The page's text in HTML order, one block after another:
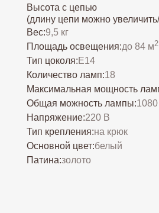
Высота с цепью
(длину цепи можно
Вес:9,5 кг
Площадь освещения:до 84 м2
Тип цоколя:Е14
Количество ламп:18
Максимальная мощность
Общая можность лампы:1080
Напряжение:220 В
Тип крепления:на крюк
Основной цвет:белый
Патина:золото